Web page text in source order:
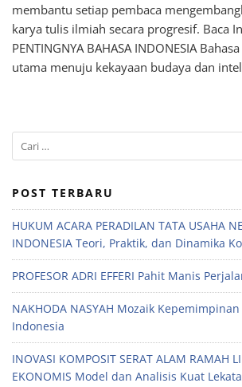
membantu setiap pembaca
karya tulis ilmiah secara progresif. Baca
PENTINGNYA BAHASA INDONESIA
utama menuju kekayaan budaya dan
POST TERBARU
HUKUM ACARA PERADILAN TATA USAHA
INDONESIA Teori, Praktik, dan Dinamika
PROFESOR ADRI EFFERI Pahit Manis
NAKHODA NASYAH Mozaik
Indonesia
INOVASI KOMPOSIT SERAT ALAM RAMAH
EKONOMIS Model dan Analisis Kuat